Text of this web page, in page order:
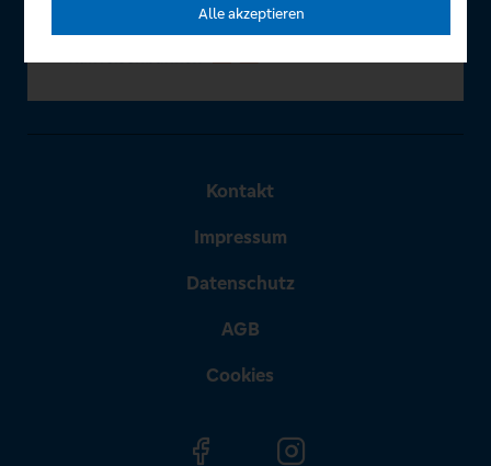
Kontakt
Impressum
Datenschutz
AGB
Cookies
Alle akzeptieren